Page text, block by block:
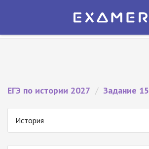
Экзамер — ЕГЭ 2027
ЕГЭ по истории 2027 / Задание 15
История